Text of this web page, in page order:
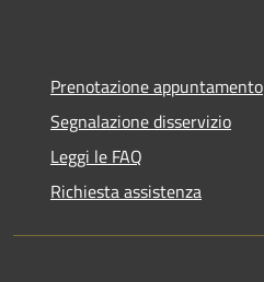
Prenotazione appuntamento
Segnalazione disservizio
Leggi le FAQ
Richiesta assistenza